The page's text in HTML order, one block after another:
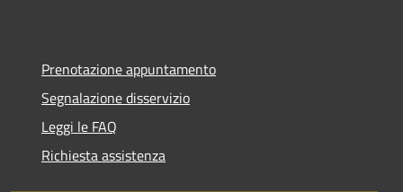
Prenotazione appuntamento
Segnalazione disservizio
Leggi le FAQ
Richiesta assistenza